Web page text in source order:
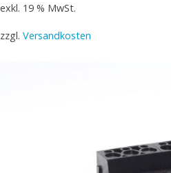
exkl. 19 % MwSt.
zzgl. Versandkosten